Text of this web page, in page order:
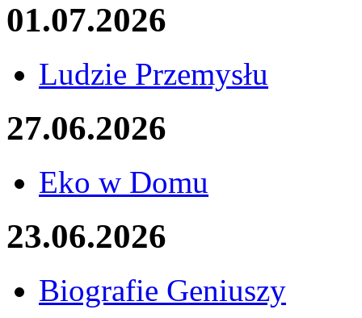
01.07.2026
Ludzie Przemysłu
27.06.2026
Eko w Domu
23.06.2026
Biografie Geniuszy